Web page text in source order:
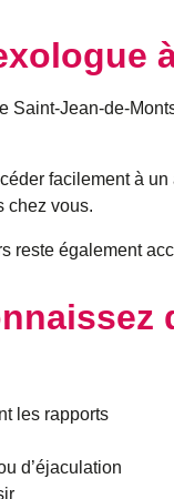
Saint-Jean-de-
facilement à un
chez vous.
reste également
les rapports
d’éjaculation